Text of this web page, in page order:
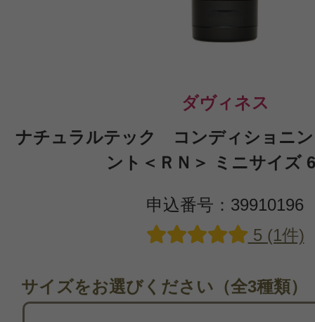
ダヴィネス
ナチュラルテック コンディショニ
ント＜ＲＮ＞ ミニサイズ
申込番号：39910196
5 (1件)
サイズをお選びください（全3種類）